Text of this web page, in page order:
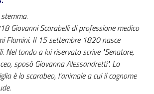
Giovanni Scarabelli di professione medico
Flamini. Il 15 settembre 1820 nasce
Nel tondo a lui riservato scrive "Senatore,
sposò Giovanna Alessandretti". Lo
è lo scarabeo, l'animale a cui il cognome